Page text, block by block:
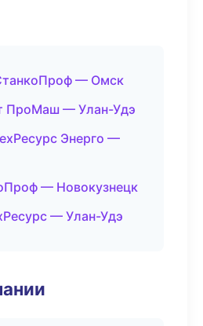
— Омск
ПроМаш — Улан-Удэ
Энерго —
— Новокузнецк
— Улан-Удэ